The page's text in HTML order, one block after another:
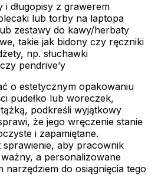
i długopisy z grawerem
lub torby na laptopa
zestawy do kawy/herbaty
takie jak bidony czy ręczniki
np. słuchawki
pendrive’y
o estetycznym opakowaniu
pudełko lub woreczek,
podkreśli wyjątkowy
że jego wręczenie stanie
i zapamiętane.
sprawienie, aby pracownik
a personalizowane
narzędziem do osiągnięcia tego